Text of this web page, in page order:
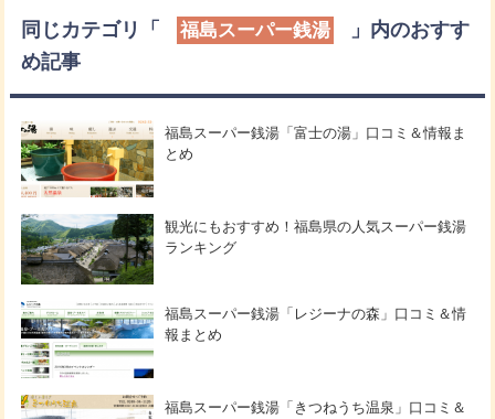
同じカテゴリ「 福島スーパー銭湯
」内のおすす
め記事
福島スーパー銭湯「富士の湯」口コミ＆情報ま
とめ
観光にもおすすめ！福島県の人気スーパー銭湯
ランキング
福島スーパー銭湯「レジーナの森」口コミ＆情
報まとめ
福島スーパー銭湯「きつねうち温泉」口コミ＆